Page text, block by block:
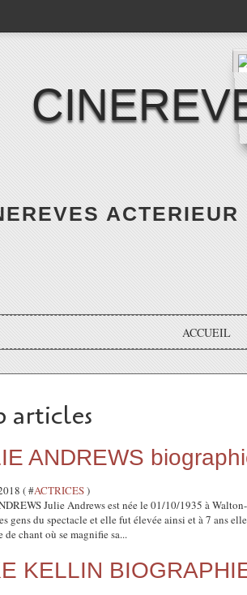
ACCUEIL
articles
ANDREWS
( #ACTRICES)
Julie Andrews est née le 01/10/1935 à
gens du spectacle et elle fut élevée ainsi et à 7 ans
de chant où se magnifie sa...
KELLIN